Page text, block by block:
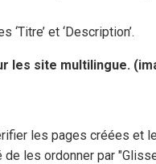
et ‘Description’.
les site multilingue.
les pages créées et
les ordonner par